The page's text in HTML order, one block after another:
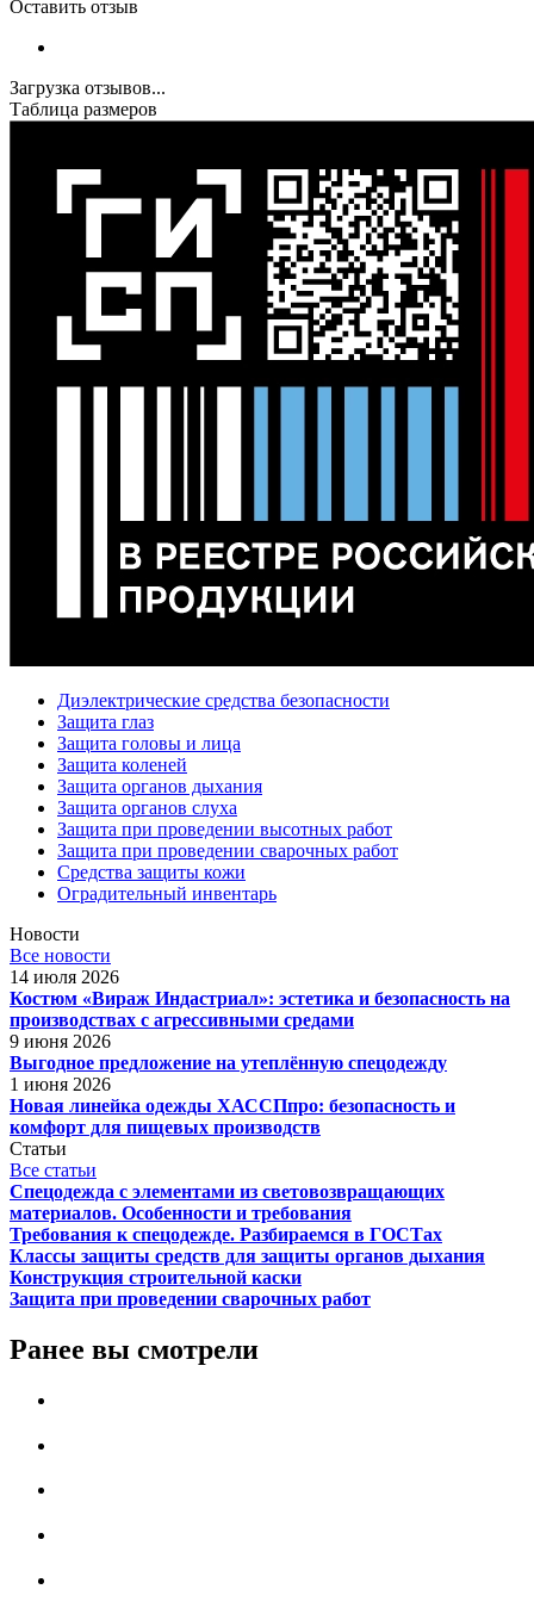
Оставить отзыв
Загрузка отзывов...
Таблица размеров
Диэлектрические средства безопасности
Защита глаз
Защита головы и лица
Защита коленей
Защита органов дыхания
Защита органов слуха
Защита при проведении высотных работ
Защита при проведении сварочных работ
Средства защиты кожи
Оградительный инвентарь
Новости
Все новости
14 июля 2026
Костюм «Вираж Индастриал»: эстетика и безопасность на
производствах с агрессивными средами
9 июня 2026
Выгодное предложение на утеплённую спецодежду
1 июня 2026
Новая линейка одежды ХАССПпро: безопасность и
комфорт для пищевых производств
Статьи
Все статьи
Спецодежда с элементами из световозвращающих
материалов. Особенности и требования
Требования к спецодежде. Разбираемся в ГОСТах
Классы защиты средств для защиты органов дыхания
Конструкция строительной каски
Защита при проведении сварочных работ
Ранее вы смотрели